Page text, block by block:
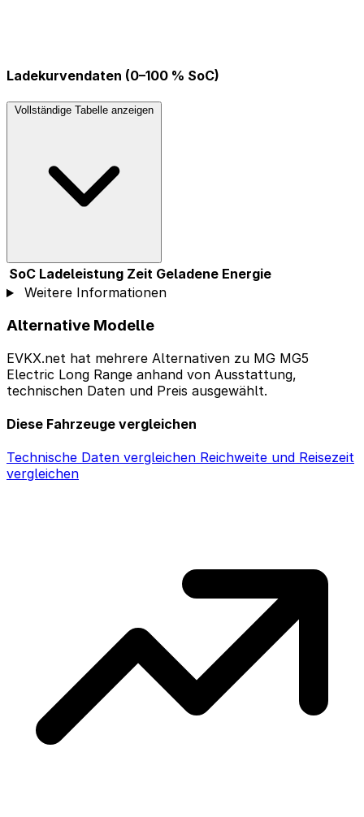
Ladekurvendaten (0–100 % SoC)
Vollständige Tabelle anzeigen
SoC Ladeleistung Zeit Geladene Energie
Weitere Informationen
Alternative Modelle
EVKX.net hat mehrere Alternativen zu MG MG5
Electric Long Range anhand von Ausstattung,
technischen Daten und Preis ausgewählt.
Diese Fahrzeuge vergleichen
Technische Daten vergleichen Reichweite und Reisezeit
vergleichen